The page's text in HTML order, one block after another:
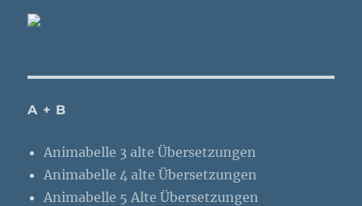
A + B
Animabelle 3 alte Übersetzungen
Animabelle 4 alte Übersetzungen
Animabelle 5 Alte Übersetzungen